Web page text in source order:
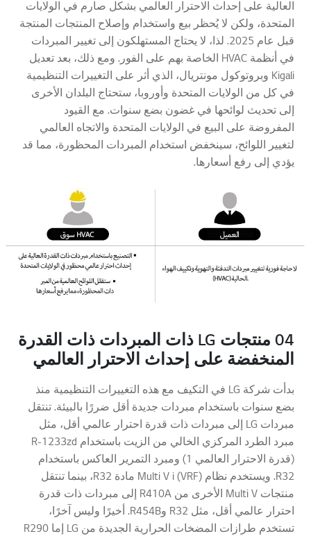
العالية على إحداث الاحترار العالمي بشكل صارم في الولايات
المتحدة، ولكن لا يُحظر بيع واستخدام وإصلاح المنتجات المنتجة
قبل عام 2025. لذا، لا يحتاج المستهلكون إلى تغيير المبردات
في أنظمة HVAC الخاصة بهم على الفور. ومع ذلك، بعد تعديل
Kigali وبروتوكول مونتريال، الذي أثر على التغييرات التنظيمية
في كل من الولايات المتحدة وأوروبا، ستحتاج البلدان الأخرى
إلى تحديث لوائحها في غضون بضع سنوات. مع القيود
المفروضة على البيع في الولايات المتحدة والاتجاه العالمي
لتغيير اللوائح، سينخفض استخدام المبردات المحظورة، مما قد
يؤدي إلى رفع أسعارها.
04 منتجات LG ذات المبردات ذات القدرة
المنخفضة على إحداث الاحترار العالمي
بدأت شركة LG في التكيف مع هذه التغييرات التنظيمية منذ
بضع سنوات باستخدام مبردات جديدة أقل ضررًا بالبيئة. تنتقل
مبردات LG إلى مبردات ذات قدرة احترار عالمي أقل، مثل
مبرد الطرد المركزي الخالي من الزيت باستخدام R-1233zd
(قدرة الاحترار العالمي 1) ومبرد التمرير العاكس باستخدام
R32. ويستخدم نظام Multi V i (VRF) مادة R32، بينما تنتقل
منتجات Multi V الأخرى من R410A إلى مبردات ذات قدرة
احترار عالمي أقل، مثل R32 وR454B. أخيرًا وليس آخرًا،
تستخدم طرازات المضخات الحرارية الجديدة من LG إما R290